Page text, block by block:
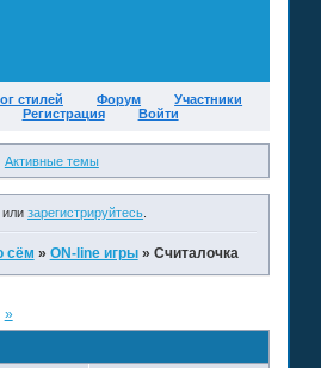
стилей Форум
Участники
Регистрация Войти
Активные темы
илизарегистрируйтесь
сём » ON-line игры » Считалочка
»